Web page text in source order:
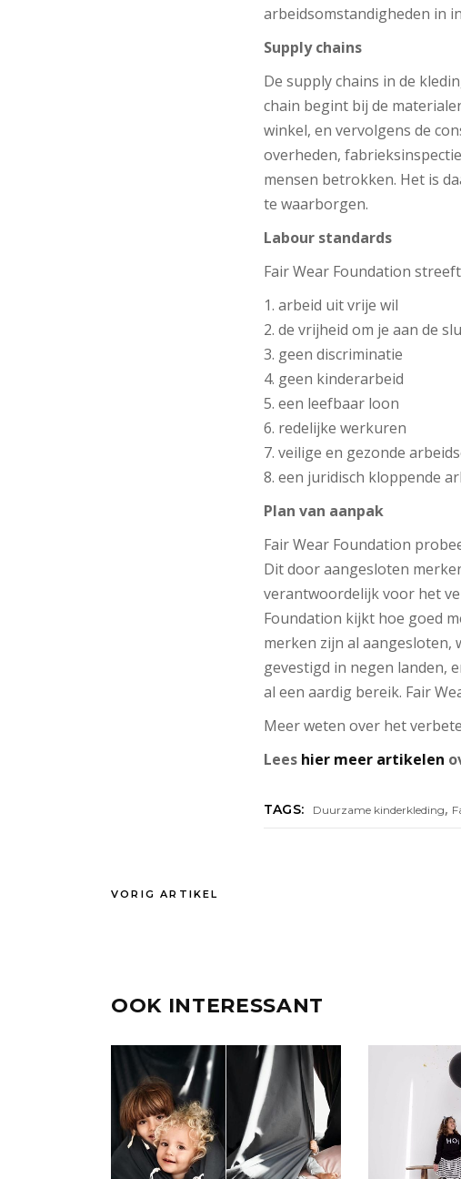
arbeidsomstandigheden in
Supply chains
De supply chains in de
chain begint bij de
winkel, en vervolgens de
overheden,
mensen betrokken. Het is
te waarborgen.
Labour standards
Fair Wear Foundation
1. arbeid uit vrije wil
2. de vrijheid om je aan de
3. geen discriminatie
4. geen kinderarbeid
5. een leefbaar loon
6. redelijke werkuren
7. veilige en gezonde
8. een juridisch kloppende
Plan van aanpak
Fair Wear Foundation
Dit door aangesloten
verantwoordelijk voor het
Foundation kijkt hoe goed
merken zijn al aangesloten,
gevestigd in negen landen,
al een aardig bereik. Fair
Meer weten over het
Lees hier meer artikelen
TAGS: Duurzame kinderkleding,
VORIG ARTIKEL
OOK INTERESSANT